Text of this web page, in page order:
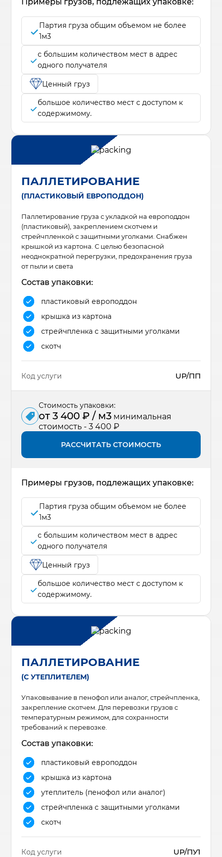
Партия груза общим объемом не более
1м3
с большим количеством мест в адрес
одного получателя
Ценный груз
большое количество мест с доступом к
содержимому.
ПАЛЛЕТИРОВАНИЕ
(ПЛАСТИКОВЫЙ ЕВРОПОДДОН)
Паллетирование груза с укладкой на европоддон
(пластиковый), закреплением скотчем и
стрейчпленкой с защитными уголками. Снабжен
крышкой из картона. С целью безопасной
неоднократной перегрузки, предохранения груза
от пыли и света
Состав упаковки:
пластиковый европоддон
крышка из картона
стрейчпленка с защитными уголками
скотч
Код услуги UP/ПП
Стоимость упаковки:
от 3 400 ₽ / м3 минимальная
стоимость - 3 400 ₽
РАССЧИТАТЬ СТОИМОСТЬ
Примеры грузов, подлежащих упаковке:
Партия груза общим объемом не более
1м3
с большим количеством мест в адрес
одного получателя
Ценный груз
большое количество мест с доступом к
содержимому.
ПАЛЛЕТИРОВАНИЕ
(С УТЕПЛИТЕЛЕМ)
Упаковывание в пенофол или аналог, стрейчпленка,
закрепление скотчем. Для перевозки грузов с
температурным режимом, для сохранности
требований к перевозке.
Состав упаковки:
пластиковый европоддон
крышка из картона
утеплитель (пенофол или аналог)
стрейчпленка с защитными уголками
скотч
Код услуги UP/ПУ1